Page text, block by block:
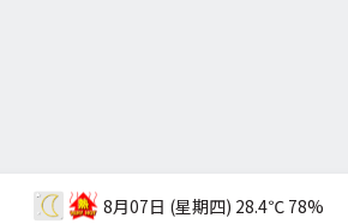
8月07日 (星期四) 28.4℃ 78%